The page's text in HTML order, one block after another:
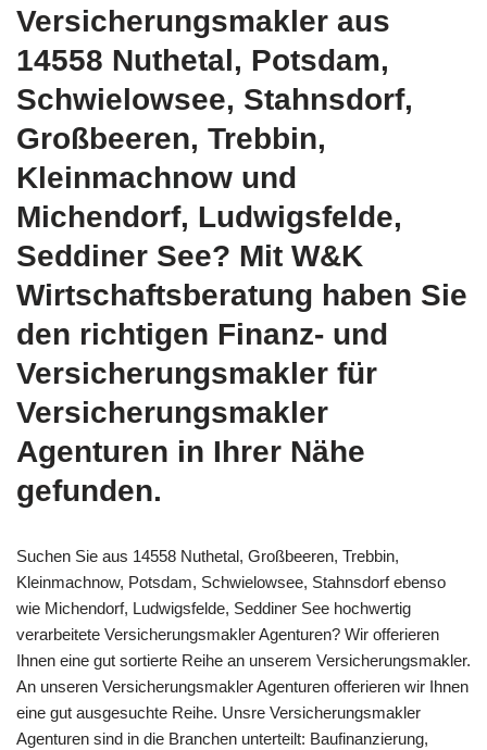
Versicherungsmakler aus
14558 Nuthetal, Potsdam,
Schwielowsee, Stahnsdorf,
Großbeeren, Trebbin,
Kleinmachnow und
Michendorf, Ludwigsfelde,
Seddiner See? Mit W&K
Wirtschaftsberatung haben Sie
den richtigen Finanz- und
Versicherungsmakler für
Versicherungsmakler
Agenturen in Ihrer Nähe
gefunden.
Suchen Sie aus 14558 Nuthetal, Großbeeren, Trebbin,
Kleinmachnow, Potsdam, Schwielowsee, Stahnsdorf ebenso
wie Michendorf, Ludwigsfelde, Seddiner See hochwertig
verarbeitete Versicherungsmakler Agenturen? Wir offerieren
Ihnen eine gut sortierte Reihe an unserem Versicherungsmakler.
An unseren Versicherungsmakler Agenturen offerieren wir Ihnen
eine gut ausgesuchte Reihe. Unsre Versicherungsmakler
Agenturen sind in die Branchen unterteilt: Baufinanzierung,